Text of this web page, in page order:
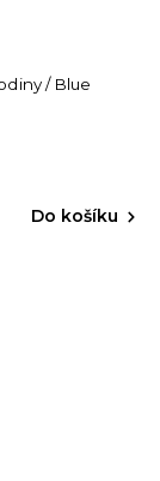
/ Blue
Do košíku